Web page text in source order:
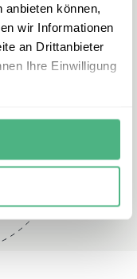
können,
wir Informationen
an Drittanbieter
Ihre Einwilligung